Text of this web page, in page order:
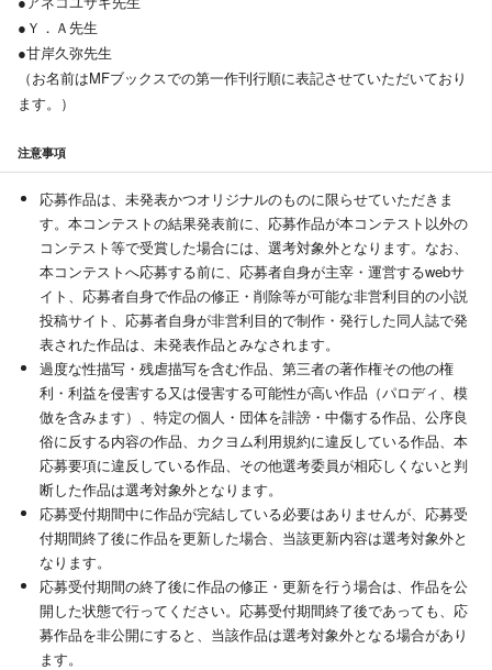
●Ｙ．Ａ先生
●甘岸久弥先生
（お名前はMFブックスでの第一作刊行順に表記させていただいており
ます。）
注意事項
応募作品は、未発表かつオリジナルのものに限らせていただきま
す。本コンテストの結果発表前に、応募作品が本コンテスト以外の
コンテスト等で受賞した場合には、選考対象外となります。なお、
本コンテストへ応募する前に、応募者自身が主宰・運営するwebサ
イト、応募者自身で作品の修正・削除等が可能な非営利目的の小説
投稿サイト、応募者自身が非営利目的で制作・発行した同人誌で発
表された作品は、未発表作品とみなされます。
過度な性描写・残虐描写を含む作品、第三者の著作権その他の権
利・利益を侵害する又は侵害する可能性が高い作品（パロディ、模
倣を含みます）、特定の個人・団体を誹謗・中傷する作品、公序良
俗に反する内容の作品、カクヨム利用規約に違反している作品、本
応募要項に違反している作品、その他選考委員が相応しくないと判
断した作品は選考対象外となります。
応募受付期間中に作品が完結している必要はありませんが、応募受
付期間終了後に作品を更新した場合、当該更新内容は選考対象外と
なります。
応募受付期間の終了後に作品の修正・更新を行う場合は、作品を公
開した状態で行ってください。応募受付期間終了後であっても、応
募作品を非公開にすると、当該作品は選考対象外となる場合があり
ます。